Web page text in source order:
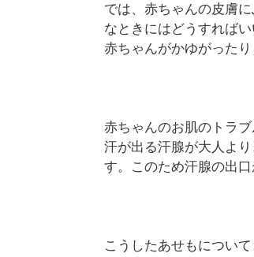
では、赤ちゃんの皮膚
なときにはどうすれば
赤ちゃんがかゆがった
赤ちゃんのお肌のトラ
汗が出る汗腺が大人よ
す。このため汗腺の出
こうしたあせもについ